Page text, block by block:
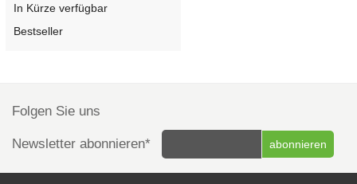
In Kürze verfügbar
Bestseller
Folgen Sie uns
Newsletter abonnieren*